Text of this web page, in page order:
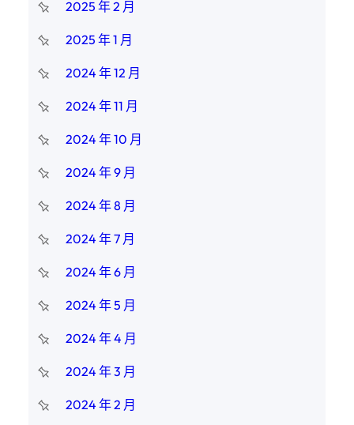
2025 年 2 月
2025 年 1 月
2024 年 12 月
2024 年 11 月
2024 年 10 月
2024 年 9 月
2024 年 8 月
2024 年 7 月
2024 年 6 月
2024 年 5 月
2024 年 4 月
2024 年 3 月
2024 年 2 月